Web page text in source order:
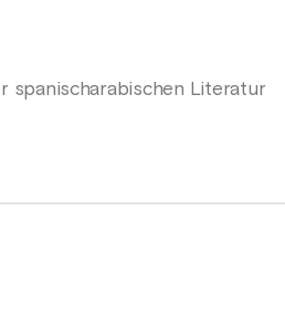
spanischarabischen Literatur